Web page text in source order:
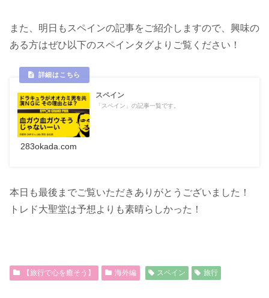
また、明日もスペインの記事をご紹介しますので、興味の
ある方はぜひ以下のスペインタグよりご覧ください！
スペイン
「スペイン」の記事一覧です。
283okada.com
本日も最後までご覧いただきありがとうございました！
トレド大聖堂は予想よりも素晴らしかった！
【旅行で心を癒そう】 海外編 スペイン 旅行